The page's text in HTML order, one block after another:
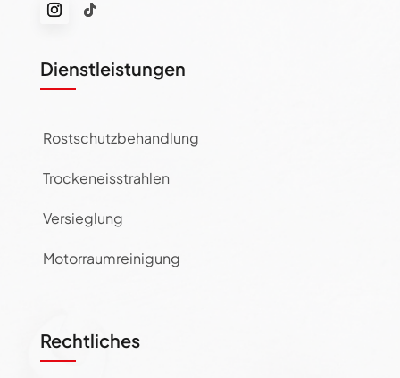
Dienstleistungen
Rostschutzbehandlung
Trockeneisstrahlen
Versieglung
Motorraumreinigung
Rechtliches